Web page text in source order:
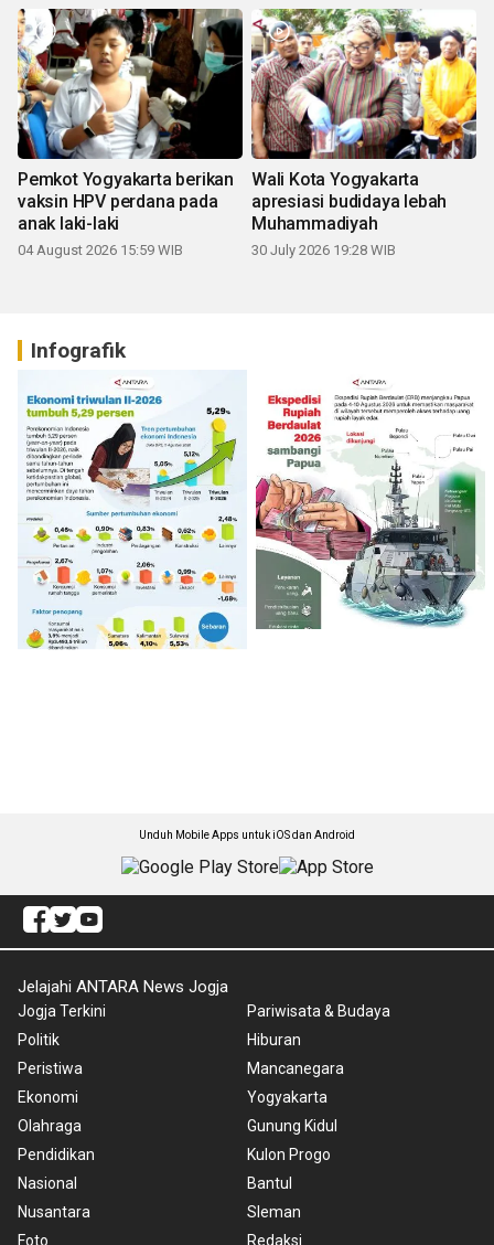
Pemkot Yogyakarta berikan
vaksin HPV perdana pada
anak laki-laki
04 August 2026 15:59 WIB
Wali Kota Yogyakarta
apresiasi budidaya lebah
Muhammadiyah
30 July 2026 19:28 WIB
Infografik
Unduh Mobile Apps untuk iOS dan Android
Jelajahi ANTARA News Jogja
Jogja Terkini
Politik
Peristiwa
Ekonomi
Olahraga
Pendidikan
Nasional
Nusantara
Foto
Pariwisata & Budaya
Hiburan
Mancanegara
Yogyakarta
Gunung Kidul
Kulon Progo
Bantul
Sleman
Redaksi